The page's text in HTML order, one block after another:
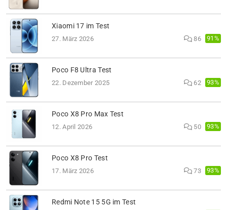
Xiaomi 17 im Test
27. März 2026 86 91%
Poco F8 Ultra Test
22. Dezember 2025 62 93%
Poco X8 Pro Max Test
12. April 2026 50 93%
Poco X8 Pro Test
17. März 2026 73 93%
Redmi Note 15 5G im Test